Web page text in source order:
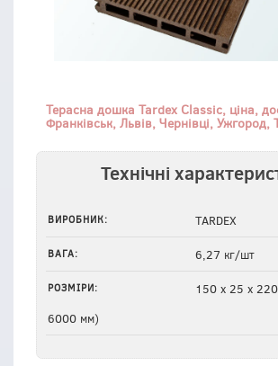
Терасна дошка Tardex Classic, ціна,
Франківськ, Львів, Чернівці, Ужгород,
Технічні
ВИРОБНИК: TARDEX
ВАГА: 6,27 кг/шт
РОЗМІРИ:
150 х 25 х
6000 мм)